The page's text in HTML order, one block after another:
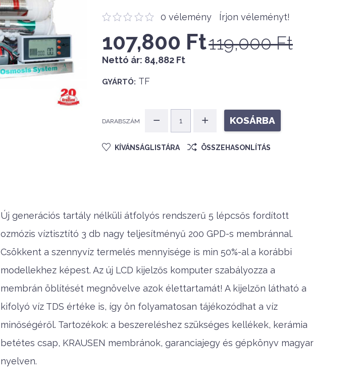
0 vélemény Írjon véleményt!
107,800 Ft119,000 Ft
Nettó ár: 84,882 Ft
GYÁRTÓ: TF
DARABSZÁM KOSÁRBA
KÍVÁNSÁGLISTÁRA ÖSSZEHASONLÍTÁS
Új generációs tartály nélküli átfolyós rendszerű 5 lépcsős fordított
ozmózis víztisztító 3 db nagy teljesítményű 200 GPD-s membránnal.
Csökkent a szennyvíz termelés mennyisége is min 50%-al a korábbi
modellekhez képest. Az új LCD kijelzős komputer szabályozza a
membrán öblítését megnövelve azok élettartamát! A kijelzőn látható a
kifolyó víz TDS értéke is, így ön folyamatosan tájékozódhat a víz
minőségéről. Tartozékok: a beszereléshez szükséges kellékek, kerámia
betétes csap, KRAUSEN membránok, garanciajegy és gépkönyv magyar
nyelven.